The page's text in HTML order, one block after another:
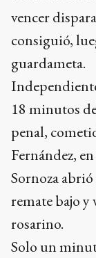
vencer
consiguió,
guardameta.
18 minutos
penal,
Fernández,
Sornoza
remate bajo
rosarino.
Solo un